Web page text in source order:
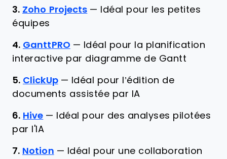
3. Zoho Projects —
Idéal pour les petites
équipes
4. GanttPRO — Idéal pour la planification
interactive par diagramme de Gantt
5. ClickUp — Idéal pour l’édition de
documents assistée par IA
6. Hive —
Idéal pour des analyses pilotées
par l'IA
7. Notion — Idéal pour une collaboration